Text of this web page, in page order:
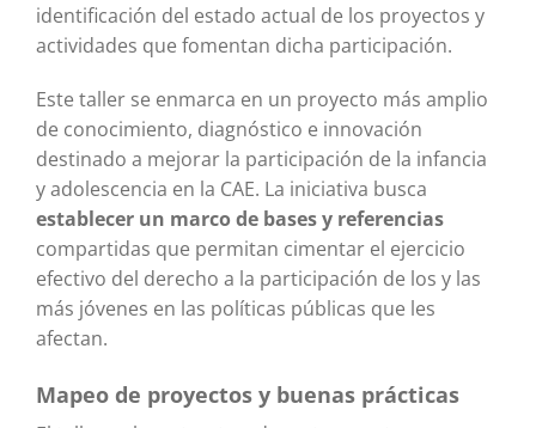
identificación del estado actual de los proyectos y
actividades que fomentan dicha participación.
Este taller se enmarca en un proyecto más amplio
de conocimiento, diagnóstico e innovación
destinado a mejorar la participación de la infancia
y adolescencia en la CAE. La iniciativa busca
establecer un marco de bases y referencias
compartidas que permitan cimentar el ejercicio
efectivo del derecho a la participación de los y las
más jóvenes en las políticas públicas que les
afectan.
Mapeo de proyectos y buenas prácticas